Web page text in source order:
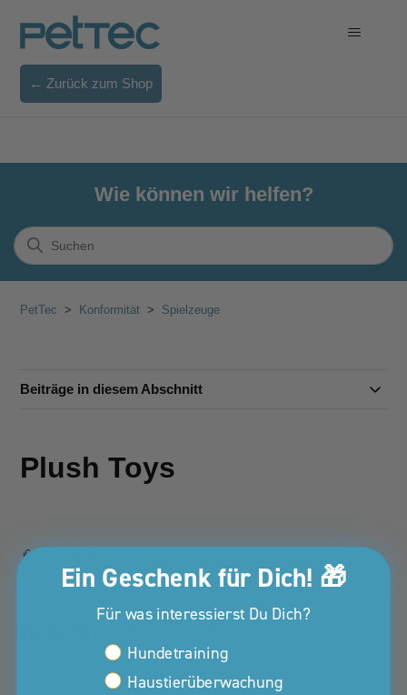
← Zurück zum Shop
Wie können wir helfen?
PetTec Konformität Spielzeuge
Beiträge in diesem Abschnitt
Plush Toys
200 kB Herunterladen
Ein Geschenk für Dich! 🎁
Für was interessierst Du Dich?
Interessen Kunden Property
Hundetraining
Haustierüberwachung